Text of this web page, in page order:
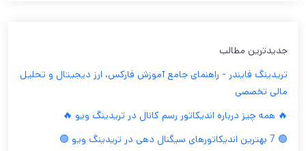
جدیدترین مطالب
تریدینگ فایندر - راهنمای جامع آموزش فارکس، ارز دیجیتال و تحلیل
مالی تخصصی
🔥 همه چیز درباره اندیکاتور رسم کانال در تریدینگ ویو 🔥
🟢 7 بهترین اندیکاتورهای سیگنال دهی در تریدینگ ویو 🟢